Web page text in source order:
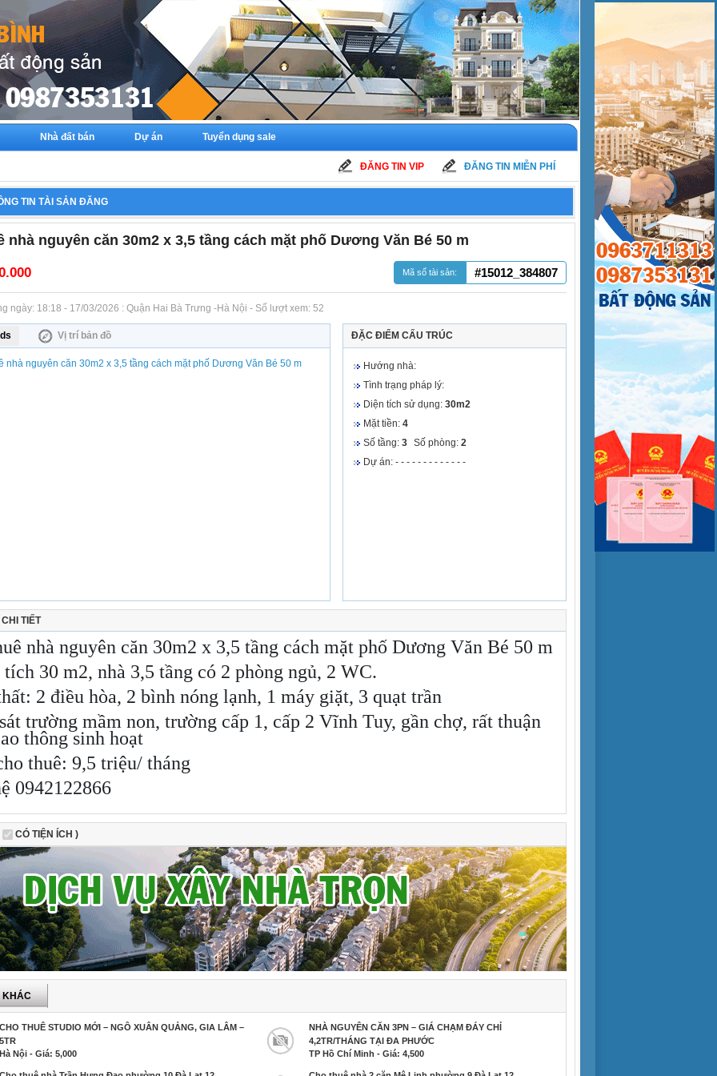
Nhà đất bán Dự án Tuyển dụng sale
ĐĂNG TIN VIP ĐĂNG TIN MIỄN PHÍ
TIN TÀI SẢN ĐĂNG
nhà nguyên căn 30m2 x 3,5 tầng cách mặt phố Dương Văn Bé 50 m
Mã số tài sản: #15012_384807
ngày: 18:18 - 17/03/2026 : Quận Hai Bà Trưng -Hà Nội - Số lượt xem: 52
Vị trí bản đồ ĐẶC ĐIỂM CẤU TRÚC
Hướng nhà:
Tình trạng pháp lý:
Diện tích sử dụng: 30m2
Mặt tiền: 4
Số tầng: 3 Số phòng: 2
Dự án: - - - - - - - - - - - - -
TIẾT
nhà nguyên căn 30m2 x 3,5 tầng cách mặt phố Dương Văn Bé 50 m
30 m2, nhà 3,5 tầng có 2 phòng ngủ, 2 WC.
2 điều hòa, 2 bình nóng lạnh, 1 máy giặt, 3 quạt trần
trường mầm non, trường cấp 1, cấp 2 Vĩnh Tuy, gần chợ, rất thuận
thông sinh hoạt
thuê: 9,5 triệu/ tháng
0942122866
CÓ TIỆN ÍCH )
KHÁC
CHO THUÊ STUDIO MỚI – NGÔ XUÂN QUẢNG, GIA LÂM –
5TR
Hà Nội - Giá: 5,000
NHÀ NGUYÊN CĂN 3PN – GIÁ CHẠM ĐÁY CHỈ
4,2TR/THÁNG TẠI ĐA PHƯỚC
TP Hồ Chí Minh - Giá: 4,500